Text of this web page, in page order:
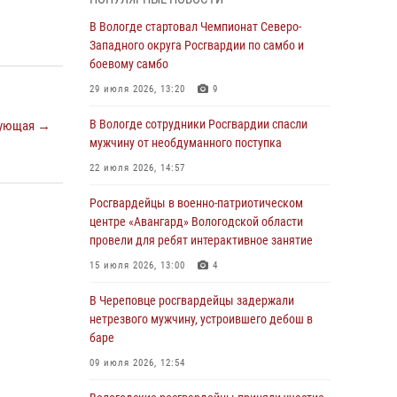
→
устроившего дебош в увеселительном
заведении
03 августа 2026, 09:35
В Череповце задержали женщину,
магазина
03 августа 2026, 09:34
призеры Чемпионатов Северо-Западного
округа Росгвардии по спортивному и боевому
самбо
03 августа 2026, 08:54
ЗА МИНУВШУЮ НЕДЕЛЮ СОТРУДНИКАМИ
ВНЕВЕДОМСТВЕННОЙ ОХРАНЫ РОСГВАРДИИ
В ВОЛОГОДСКОЙ ОБЛАСТИ ЗАДЕРЖАНО 23
В Вологде стартовал Чемпионат Северо-
Западного округа Росгвардии по самбо и
боевому самбо
29 июля 2026, 13:20 9
В Вологде сотрудники Росгвардии спасли
мужчину от необдуманного поступка
22 июля 2026, 14:57
Росгвардейцы в военно-патриотическом
центре «Авангард» Вологодской области
провели для ребят интерактивное занятие
15 июля 2026, 13:00 4
В Череповце росгвардейцы задержали
нетрезвого мужчину, устроившего дебош в
баре
09 июля 2026, 12:54